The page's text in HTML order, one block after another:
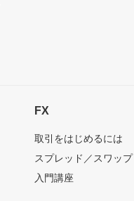
FX
取引をはじめるには
スプレッド／スワップ
入門講座